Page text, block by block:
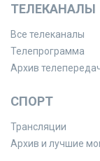
ТЕЛЕКАНАЛЫ
Все телеканалы
Телепрограмма
Архив
СПОРТ
Трансляции
Архив и лучшие